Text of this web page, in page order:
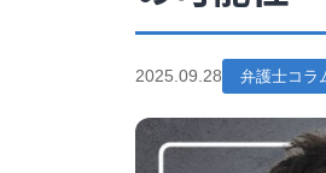
2025.09.28 弁護士コラ